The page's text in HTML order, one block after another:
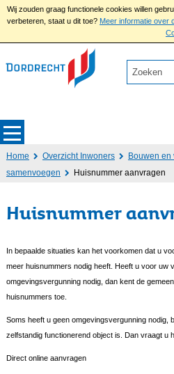
Wij zouden graag functionele cookies willen
verbeteren, staat u dit toe? Meer informatie over
Home Overzicht Inwoners Bouwen en
samenvoegen
Huisnummer aanvragen
Huisnummer
In bepaalde situaties kan het voorkomen dat u
meer huisnummers nodig heeft. Heeft u voor uw
omgevingsvergunning nodig, dan kent de
huisnummers toe.
Soms heeft u geen omgevingsvergunning nodig,
zelfstandig functionerend object is. Dan vraagt u
Direct online aanvragen